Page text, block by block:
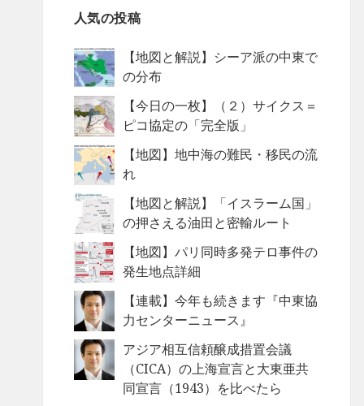
人気の投稿
【地図と解説】シーア派の中東で
の分布
【今日の一枚】（２）サイクス＝
ピコ協定の「完全版」
【地図】地中海の難民・移民の流
れ
【地図と解説】「イスラーム国」
の押さえる油田と密輸ルート
【地図】パリ同時多発テロ事件の
発生地点詳細
【連載】今年も続きます『中東協
力センターニュース』
アジア相互信頼醸成措置会議
（CICA）の上海宣言と大東亜共
同宣言（1943）を比べたら